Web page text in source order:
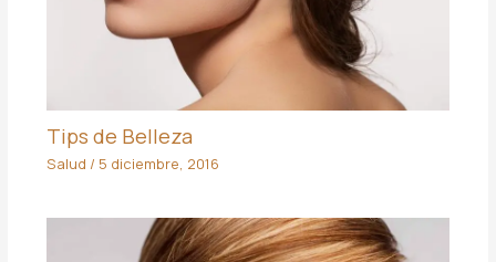
Tips de Belleza
Salud / 5 diciembre, 2016